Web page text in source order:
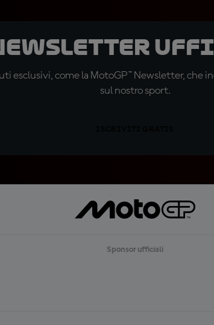
esclusivi, come la MotoGP™ Newsletter,
sul nostro sport.
Sponsor ufficiali